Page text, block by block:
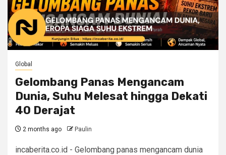
Global
Gelombang Panas Mengancam
Dunia, Suhu Melesat hingga Dekati
40 Derajat
2 months ago Paulin
incaberita.co.id - Gelombang panas mengancam dunia